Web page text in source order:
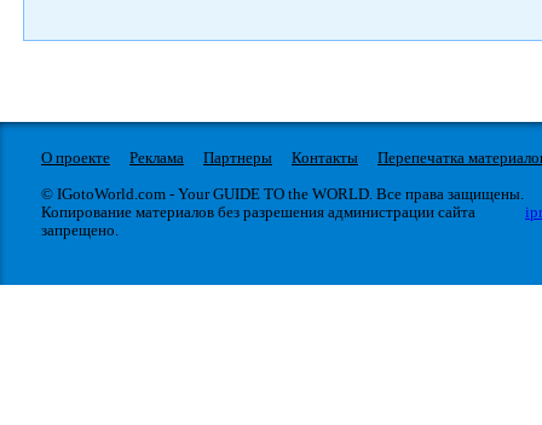
О проекте Реклама Партнеры Контакты
Перепечатка
© IGotoWorld.com - Your GUIDE TO the WORLD. Все права защищены.
Копирование материалов без разрешения администрации сайта
запрещено.